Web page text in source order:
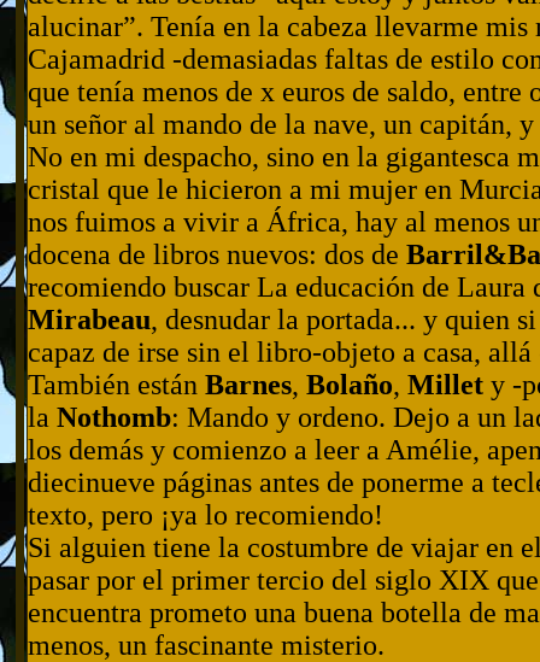
alucinar”. Tenía en la cabeza llevarme mis
Cajamadrid -demasiadas faltas de estilo
que tenía menos de x euros de saldo, entre
un señor al mando de la nave, un capitán,
No en mi despacho, sino en la gigantesca
cristal que le hicieron a mi mujer en
nos fuimos a vivir a África, hay al menos
docena de libros nuevos: dos de
recomiendo buscar La educación de Laura
Mirabeau, desnudar la portada... y quien si
capaz de irse sin el libro-objeto a casa, allá
También están Barnes, Bolaño, Millety -
la Nothomb: Mando y ordeno. Dejo a un
los demás y comienzo a leer a Amélie,
diecinueve páginas antes de ponerme a
texto, pero ¡ya lo recomiendo!
Si alguien tiene la costumbre de viajar en
pasar por el primer tercio del siglo XIX
encuentra prometo una buena botella de
menos, un fascinante misterio.